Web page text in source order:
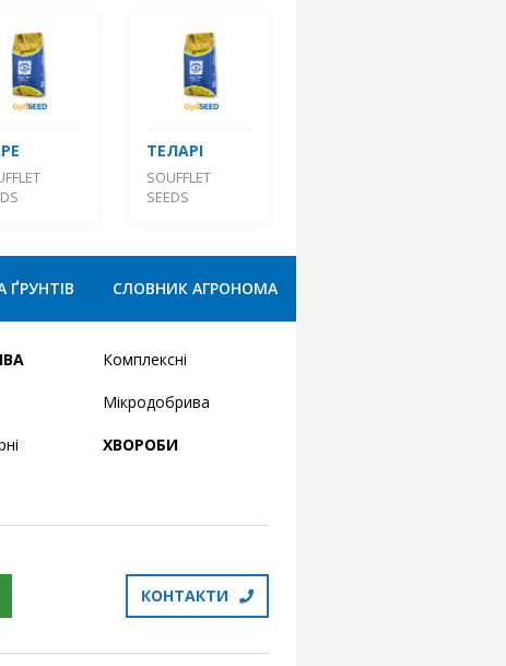
ТЕЛАРІ
SOUFFLET
SEEDS
ҐРУНТІВ СЛОВНИК АГРОНОМА
Комплексні
Мікродобрива
ХВОРОБИ
КОНТАКТИ